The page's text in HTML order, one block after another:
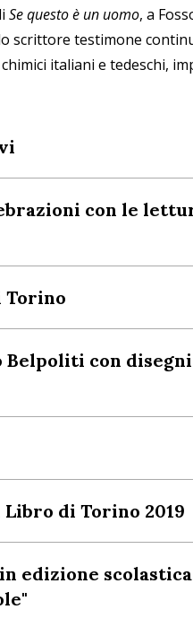
Se questo è un uomo, a
scrittore testimone
italiani e tedeschi,
con le
Torino
Belpoliti con
di Torino 2019
edizione